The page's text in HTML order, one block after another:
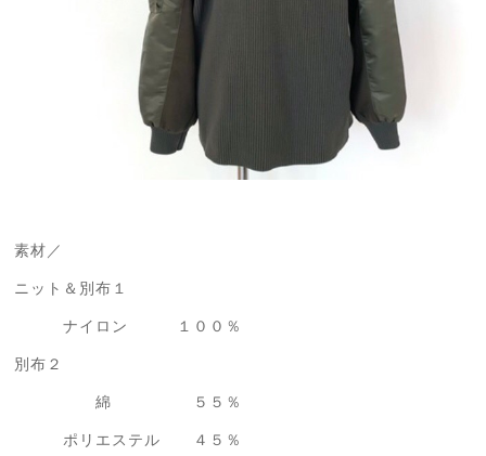
素材／
ニット＆別布１
ナイロン １００％
別布２
綿 ５５％
ポリエステル ４５％